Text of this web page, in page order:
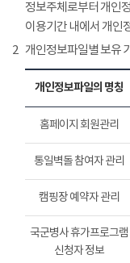
정보주체로부터 개인
이용기간 내에서 개인
2 개인정보파일별 보유
개인정보파일의 명칭
홈페이지 회원관리
통일벽돌 참여자 관리
캠핑장 예약자 관리
국군병사 휴가프로그램
신청자 정보